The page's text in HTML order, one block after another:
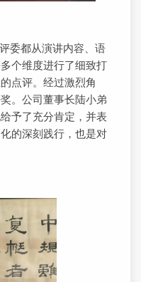
委都从演讲内容、语
个维度进行了细致打
点评。经过激烈角
。公司董事长陆小弟
予了充分肯定，并表
的深刻践行，也是对